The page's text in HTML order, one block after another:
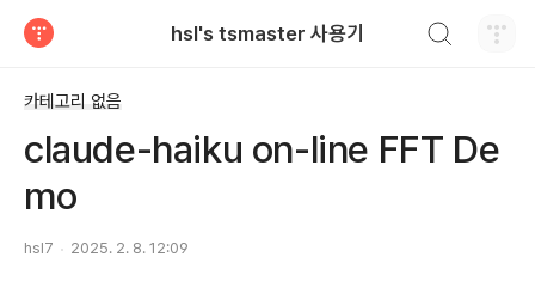
hsl's tsmaster 사용기
카테고리 없음
claude-haiku on-line FFT De
mo
hsl7 2025. 2. 8. 12:09